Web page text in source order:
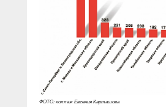
ФОТО: коллаж Евгения Карташова